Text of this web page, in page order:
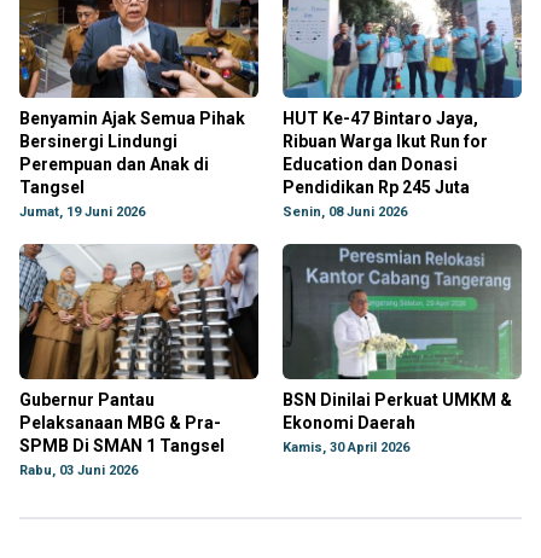
Benyamin Ajak Semua Pihak
Bersinergi Lindungi
Perempuan dan Anak di
Tangsel
Jumat, 19 Juni 2026
HUT Ke-47 Bintaro Jaya,
Ribuan Warga Ikut Run for
Education dan Donasi
Pendidikan Rp 245 Juta
Senin, 08 Juni 2026
Gubernur Pantau
Pelaksanaan MBG & Pra-
SPMB Di SMAN 1 Tangsel
Rabu, 03 Juni 2026
BSN Dinilai Perkuat UMKM &
Ekonomi Daerah
Kamis, 30 April 2026